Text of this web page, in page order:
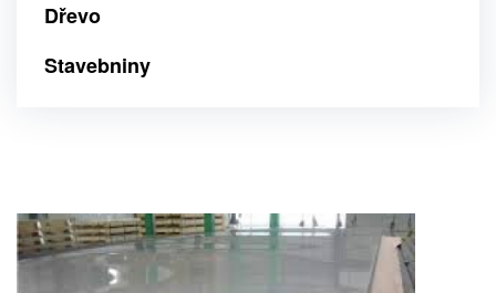
Dřevo
Stavebniny